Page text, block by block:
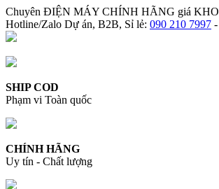
Chuyên ĐIỆN MÁY CHÍNH HÃNG giá KHO
Hotline/Zalo Dự án, B2B, Sỉ lẻ: 090 210 7997 -
SHIP COD
Phạm vi Toàn quốc
CHÍNH HÃNG
Uy tín - Chất lượng